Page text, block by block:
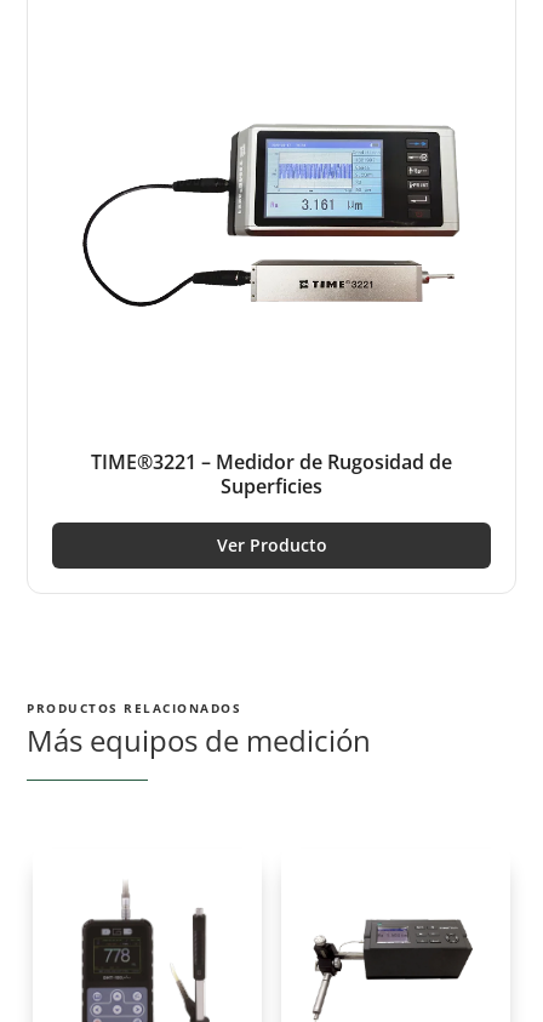
TIME®3221 – Medidor de Rugosidad de
Superficies
Ver Producto
PRODUCTOS RELACIONADOS
Más equipos de medición